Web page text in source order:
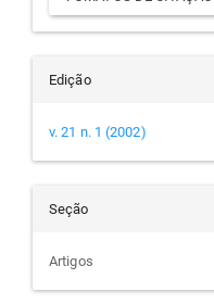
Edição
v. 21 n. 1 (2002)
Seção
Artigos